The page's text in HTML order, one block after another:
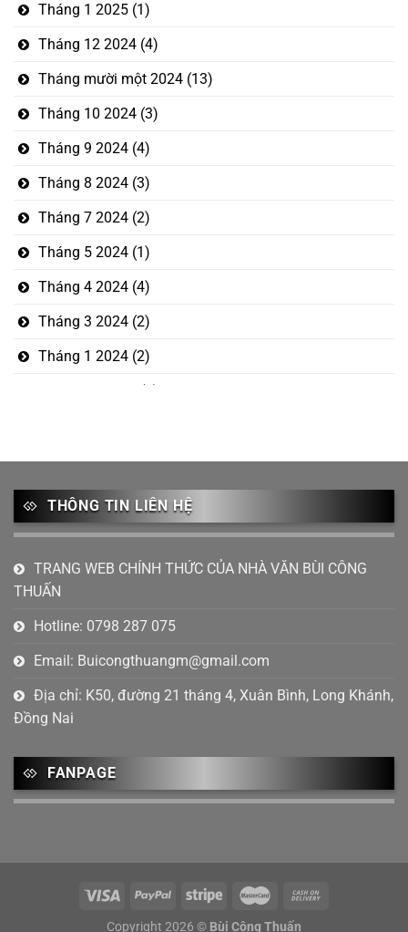
Tháng 1 2025 (1)
Tháng 12 2024 (4)
Tháng mười một 2024 (13)
Tháng 10 2024 (3)
Tháng 9 2024 (4)
Tháng 8 2024 (3)
Tháng 7 2024 (2)
Tháng 5 2024 (1)
Tháng 4 2024 (4)
Tháng 3 2024 (2)
Tháng 1 2024 (2)
(5)
Tháng 10 2023(3)
Tháng 9 2023
Tháng 8 2023(1)
Tháng 7 2023(6)
Tháng 6 2023
Tháng 4 2023(2)
Tháng 2 2023(1)
Tháng 1 2023(2)
Tháng mười một 2022
Tháng 10 2022(1)
THÔNG TIN LIÊN HỆ
TRANG WEB CHÍNH THỨC CỦA NHÀ VĂN BÙI CÔNG
THUẤN
Hotline: 0798 287 075
Email: Buicongthuangm@gmail.com
Địa chỉ: K50, đường 21 tháng 4, Xuân Bình, Long Khánh,
Đồng Nai
FANPAGE
Copyright 2026 © Bùi Công Thuấn